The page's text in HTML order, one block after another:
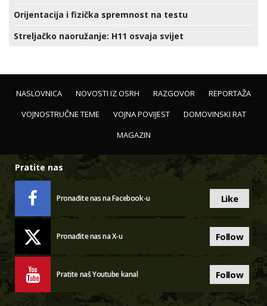
Orijentacija i fizička spremnost na testu
Streljačko naoružanje: H11 osvaja svijet
NASLOVNICA NOVOSTI IZ OSRH RAZGOVOR
REPORTAŽA
VOJNOSTRUČNE TEME
VOJNA POVIJEST
DOMOVINSKI RAT
MAGAZIN
Pratite nas
Pronađite nas na Facebook-u Like
Pronađite nas na X-u Follow
Pratite naš Youtube kanal Follow